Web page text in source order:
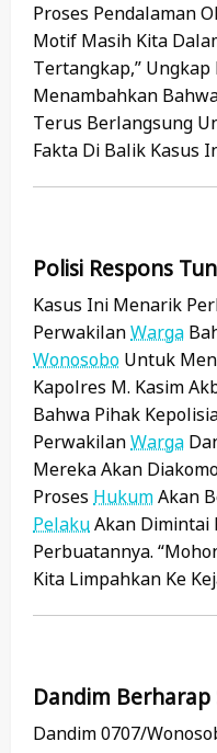
Proses Pendalaman
Motif Masih Kita
Tertangkap,” Ungkap
Menambahkan
Terus Berlangsung
Fakta Di Balik Kasus
Polisi Respons
Kasus Ini Menarik
PerwakilanWarga
Wonosobo Untuk
Kapolres M. Kasim
Bahwa Pihak
PerwakilanWarga
Mereka Akan
Proses HukumAkan
PelakuAkan Dimintai
Perbuatannya.
Kita Limpahkan Ke
Dandim Berharap
Dandim 0707/